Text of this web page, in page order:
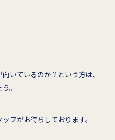
いているのか？という方は、
。
フがお待ちしております。